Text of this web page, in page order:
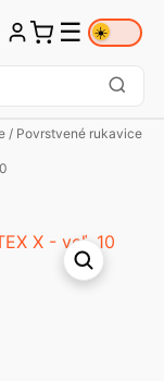
☰ ☀️
/ Povrstvené rukavice